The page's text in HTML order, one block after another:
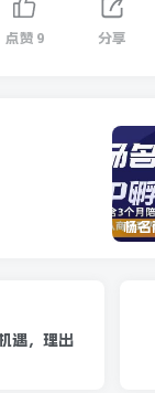
点赞 9 分享
遇，理出